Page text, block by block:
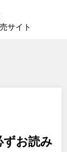
サイト
ずお読み